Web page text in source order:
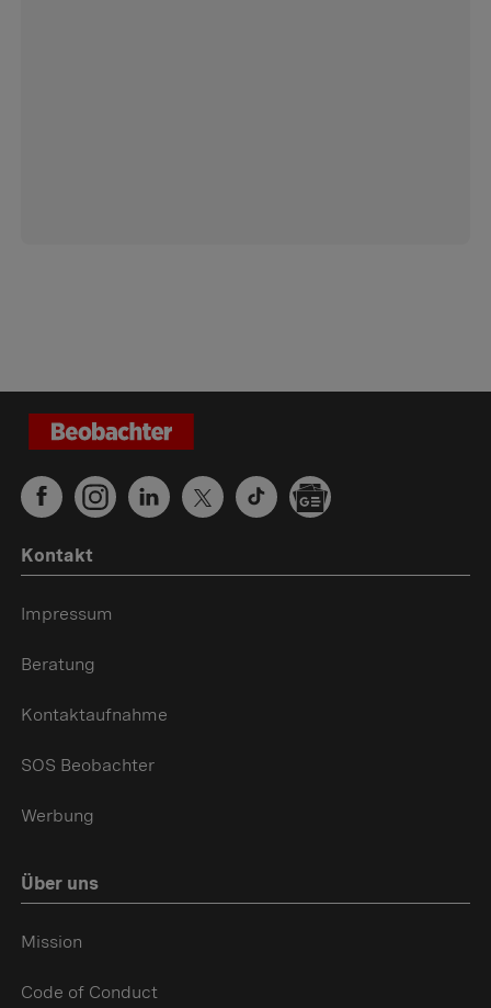
Kontakt
Impressum
Beratung
Kontaktaufnahme
SOS Beobachter
Werbung
Über uns
Mission
Code of Conduct